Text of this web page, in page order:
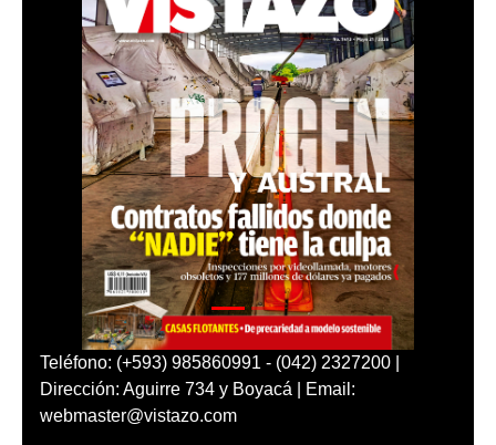
Teléfono: (+593) 985860991 - (042) 2327200 |
Dirección: Aguirre 734 y Boyacá | Email:
webmaster@vistazo.com